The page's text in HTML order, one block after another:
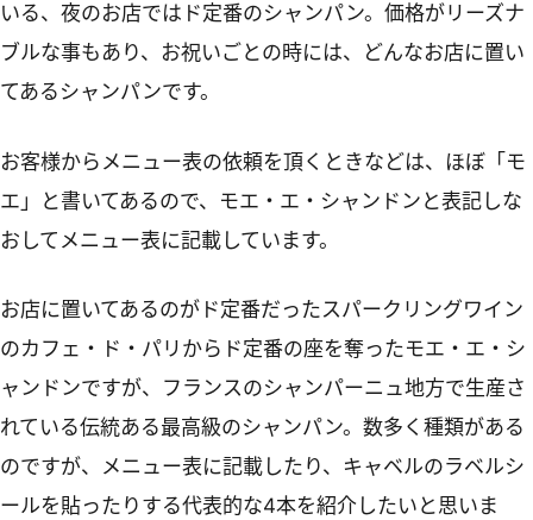
いる、夜のお店ではド定番のシャンパン。価格がリーズナ
ブルな事もあり、お祝いごとの時には、どんなお店に置い
てあるシャンパンです。
お客様からメニュー表の依頼を頂くときなどは、ほぼ「モ
エ」と書いてあるので、モエ・エ・シャンドンと表記しな
おしてメニュー表に記載しています。
お店に置いてあるのがド定番だったスパークリングワイン
のカフェ・ド・パリからド定番の座を奪ったモエ・エ・シ
ャンドンですが、フランスのシャンパーニュ地方で生産さ
れている伝統ある最高級のシャンパン。数多く種類がある
のですが、メニュー表に記載したり、キャベルのラベルシ
ールを貼ったりする代表的な4本を紹介したいと思いま